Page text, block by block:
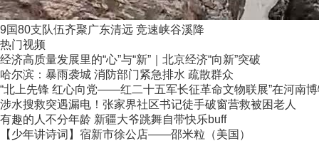
9国80支队伍齐聚广东清远 竞速峡谷溪降
热门视频
经济高质量发展里的“心”与“新”｜北京经济“向新”突破
哈尔滨：暴雨袭城 消防部门紧急排水 疏散群众
“北上先锋 红心向党——红二十五军长征革命文物联展”在河南
涉水搜救突遇漏电！张家界社区书记徒手破窗营救被困老人
有趣的人不分年龄 新疆大爷跳舞自带快乐buff
【少年讲诗词】宿新市徐公店——邵米粒（美国）